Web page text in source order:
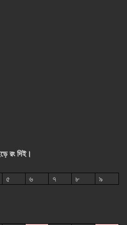
রং দিই।
৫ ৬ ৭ ৮ ৯